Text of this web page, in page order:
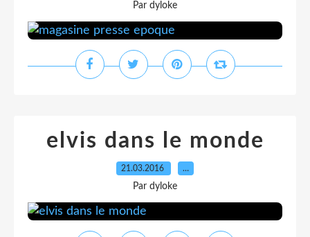
Par dyloke
elvis dans le monde
21.03.2016 …
Par dyloke